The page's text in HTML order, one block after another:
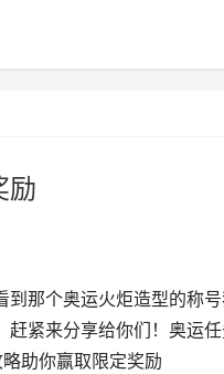
励
那个奥运火炬造型的称
紧来分享给你们！奥运
助你赢取限定奖励